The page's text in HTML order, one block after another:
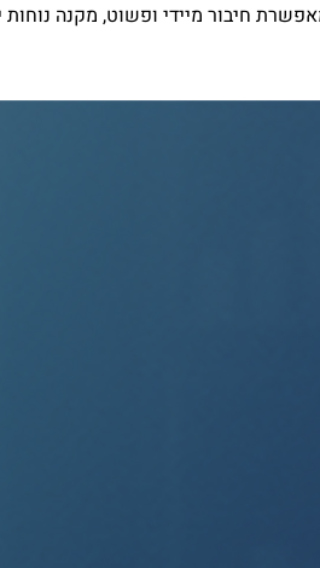
חיבור מיידי ופשוט, מקנה נוחות